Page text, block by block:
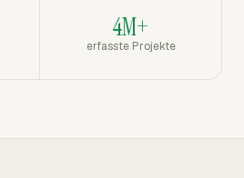
4M+
erfasste Projekte